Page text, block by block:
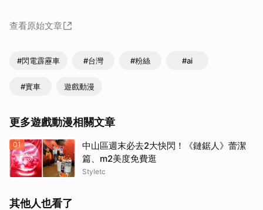
查看原始文章
#閃電霹靂車 #台灣 #粉絲 #ai
#實車 遊戲動漫
更多遊戲動漫相關文章
01
中山區週末必去2大快閃！《鏈鋸人》蕾潔
篇、m2美度免費逛
Styletc
其他人也看了